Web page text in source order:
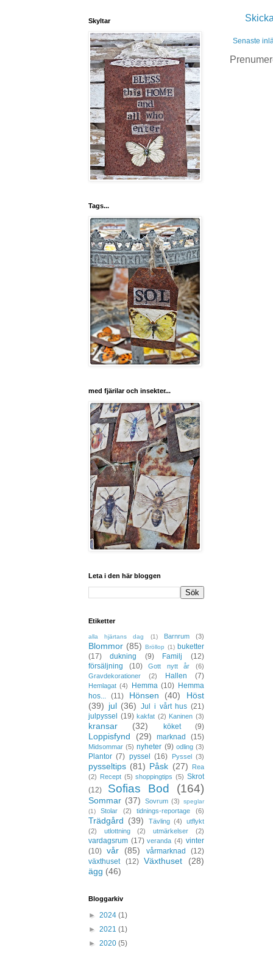
Senaste
Skyltar
Tags...
med fjärilar och insekter...
Leta i den här bloggen
Etiketter
alla hjärtans dag (1) Barnrum (3)
Blommor (85) Bröllop (1) buketter
(17)
dukning (9) Familj
(12)
försäljning
(10) Gott nytt år
(6)
Gravdekorationer
(2) Hallen (7)
Hemlagat (4) Hemma (10) Hemma
hos...
(11) Hönsen (40)
Höst
(39) jul (36) Jul i vårt hus (21)
julpyssel
(19) kakfat (2) Kaninen (3)
kransar (32) köket (9)
Loppisfynd (29) marknad (15)
Midsommar (5) nyheter (9) odling (3)
Plantor (7) pyssel (16) Pyssel (3)
pysseltips (81) Påsk (27)
Rea
(2) Recept (5) shoppingtips (5) Skrot
(12)
Sofias Bod (164)
Sommar (37) Sovrum (3)
speglar
(1)
Stolar (2) tidnings-reportage (6)
Trädgård (39) Tävling (4)
utflykt
(2)
utlottning (2) utmärkelser (2)
vardagsrum (17) veranda (4) vinter
(10) vår (85) vårmarknad
(12)
växthuset
(12) Växthuset
(28)
ägg (46)
Bloggarkiv
► 2024 (1)
► 2021 (1)
► 2020 (5)